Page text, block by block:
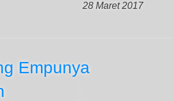
28 Maret 2017
Empunya